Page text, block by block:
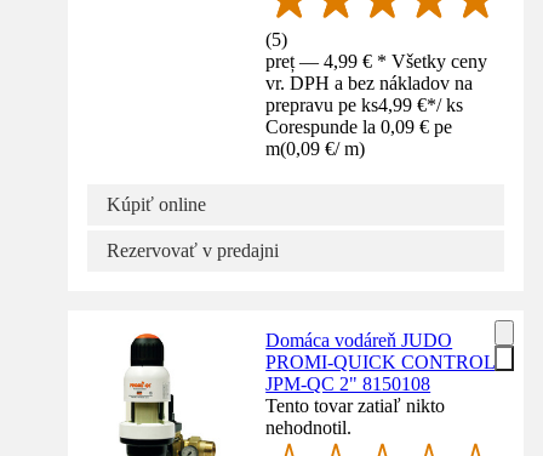
(5)
preț — 4,99 € * Všetky ceny
vr. DPH a bez nákladov na
prepravu pe ks4,99 €*/ ks
Corespunde la 0,09 € pe
m(0,09 €/ m)
Kúpiť online
Rezervovať v predajni
Domáca vodáreň JUDO
PROMI-QUICK CONTROL
JPM-QC 2" 8150108
Tento tovar zatiaľ nikto
nehodnotil.